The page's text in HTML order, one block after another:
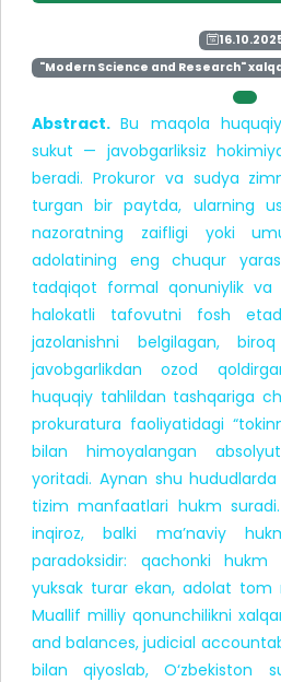
"Modern Science and Research"
Abstract.Bu maqola
sukut — javobgarliksiz
beradi. Prokuror va sudya
turgan bir paytda, ularning
nazoratning zaifligi yoki
adolatining eng chuqur
tadqiqot formal qonuniylik va
halokatli tafovutni fosh
jazolanishni belgilagan,
javobgarlikdan ozod
huquqiy tahlildan tashqariga
prokuratura faoliyatidagi
bilan himoyalangan
yoritadi. Aynan shu
tizim manfaatlari hukm
inqiroz, balki ma’naviy
paradoksidir: qachonki hukm
yuksak turar ekan, adolat tom
Muallif milliy qonunchilikni
and balances, judicial
bilan qiyoslab, O‘zbekiston